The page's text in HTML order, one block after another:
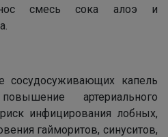
смесь сока алоэ и
сосудосуживающих капель
артериального
инфицирования лобных,
гайморитов, синуситов,